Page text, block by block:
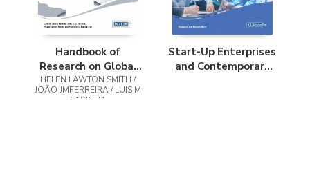
Handbook of
Research on Global
Competitive
Advantage through
HELEN LAWTON SMITH /
JOÃO JMFERREIRA / LUIS M
FARINHA
Start-Up Enterprises
and Contemporary